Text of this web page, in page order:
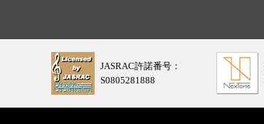
JASRAC許諾番号：
S0805281888